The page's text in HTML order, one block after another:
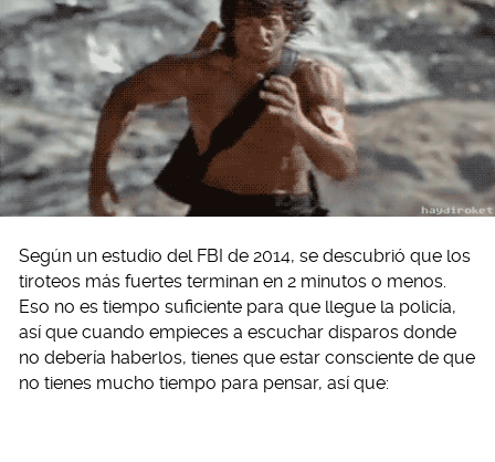
Según un estudio del FBI de 2014, se descubrió que los
tiroteos más fuertes terminan en 2 minutos o menos.
Eso no es tiempo suficiente para que llegue la policía,
así que cuando empieces a escuchar disparos donde
no debería haberlos, tienes que estar consciente de que
no tienes mucho tiempo para pensar, así que: